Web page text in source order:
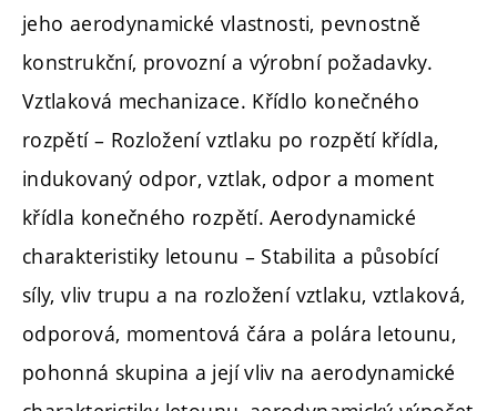
jeho aerodynamické vlastnosti, pevnostně
konstrukční, provozní a výrobní požadavky.
Vztlaková mechanizace. Křídlo konečného
rozpětí – Rozložení vztlaku po rozpětí křídla,
indukovaný odpor, vztlak, odpor a moment
křídla konečného rozpětí. Aerodynamické
charakteristiky letounu – Stabilita a působící
síly, vliv trupu a na rozložení vztlaku, vztlaková,
odporová, momentová čára a polára letounu,
pohonná skupina a její vliv na aerodynamické